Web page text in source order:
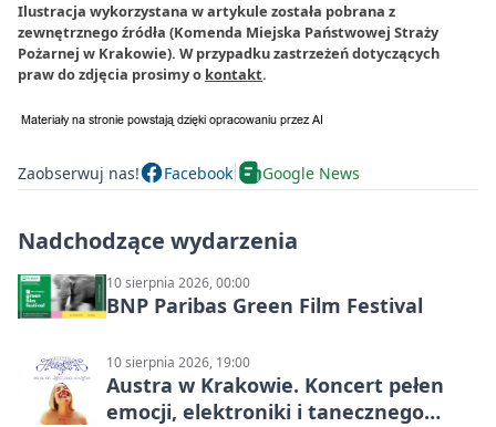
Ilustracja wykorzystana w artykule została pobrana z
zewnętrznego źródła (Komenda Miejska Państwowej Straży
Pożarnej w Krakowie). W przypadku zastrzeżeń dotyczących
praw do zdjęcia prosimy o kontakt.
Zaobserwuj nas! Facebook Google News
Nadchodzące wydarzenia
10 sierpnia 2026, 00:00
BNP Paribas Green Film Festival
10 sierpnia 2026, 19:00
Austra w Krakowie. Koncert pełen
emocji, elektroniki i tanecznego